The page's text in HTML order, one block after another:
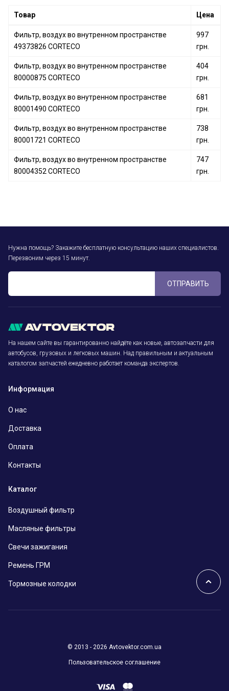
80004552 CORTECO
80004568 CORTECO
Товар Цена
Фильтр, воздух во внутренном пространстве
49373826 CORTECO
997
грн.
Фильтр, воздух во внутренном пространстве
80000875 CORTECO
404
грн.
Фильтр, воздух во внутренном пространстве
80001490 CORTECO
681
грн.
Фильтр, воздух во внутренном пространстве
80001721 CORTECO
738
грн.
Фильтр, воздух во внутренном пространстве
80004352 CORTECO
747
грн.
Нужна помощь? Закажите бесплатную консультацию наших специалистов.
Перезвоним через 15 минут.
ОТПРАВИТЬ
На нашем сайте вы гарантированно найдёте как новые, автозапчасти для
автобусов, грузовых и легковых машин. Над правильным и актуальным
каталогом запчастей ежедневно работает команда экспертов.
Информация
О нас
Доставка
Оплата
Контакты
Каталог
Воздушный фильтр
Масляные фильтры
Свечи зажигания
Ремень ГРМ
Тормозные колодки
© 2013 - 2026 Avtovektor.com.ua
Пользовательское соглашение